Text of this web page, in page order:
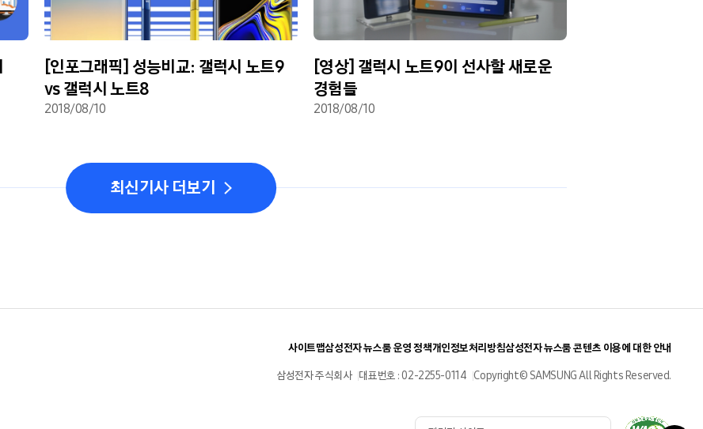
[인포그래픽] 성능비교: 갤럭시 노트9
vs 갤럭시 노트8
2018/08/10
[영상] 갤럭시 노트9이 선사할 새로운
경험들
2018/08/10
최신기사 더보기
사이트맵삼성전자 뉴스룸 운영 정책개인정보처리방침삼성전자 뉴스룸 콘텐츠 이용에 대한 안내
삼성전자 주식회사 대표번호 : 02-2255-0114 Copyright© SAMSUNG All Rights Reserved.